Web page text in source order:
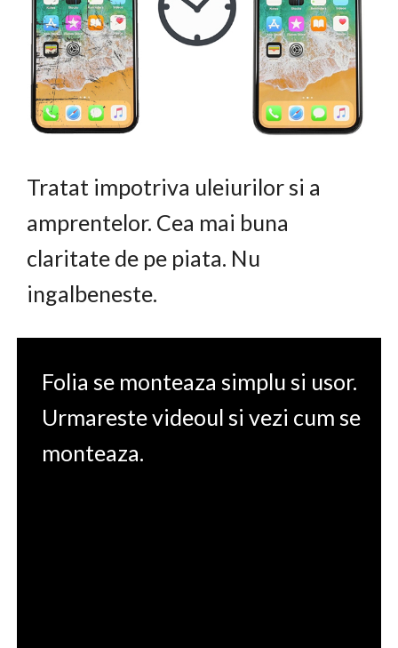
Tratat impotriva uleiurilor si a
amprentelor. Cea mai buna
claritate de pe piata. Nu
ingalbeneste.
Folia se monteaza simplu si usor.
Urmareste videoul si vezi cum se
monteaza.